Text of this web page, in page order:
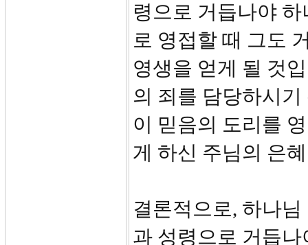
령으로 거듭나야
로 영접할 때 그도
영생을 얻게 될 것
의 죄를 담당하시
이 믿음의 도리를
게 하신 주님의 은
결론적으로, 하나
과 성령으로 거듭